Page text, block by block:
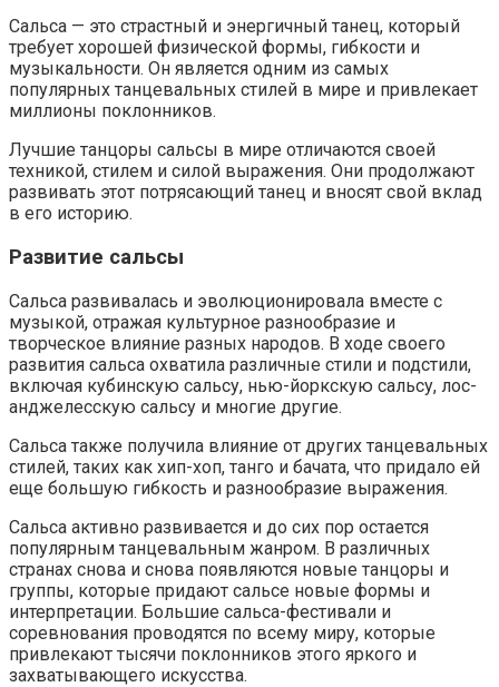
Сальса — это страстный и энергичный танец, который
требует хорошей физической формы, гибкости и
музыкальности. Он является одним из самых
популярных танцевальных стилей в мире и привлекает
миллионы поклонников.
Лучшие танцоры сальсы в мире отличаются своей
техникой, стилем и силой выражения. Они продолжают
развивать этот потрясающий танец и вносят свой вклад
в его историю.
Развитие сальсы
Сальса развивалась и эволюционировала вместе с
музыкой, отражая культурное разнообразие и
творческое влияние разных народов. В ходе своего
развития сальса охватила различные стили и подстили,
включая кубинскую сальсу, нью-йоркскую сальсу, лос-
анджелесскую сальсу и многие другие.
Сальса также получила влияние от других танцевальных
стилей, таких как хип-хоп, танго и бачата, что придало ей
еще большую гибкость и разнообразие выражения.
Сальса активно развивается и до сих пор остается
популярным танцевальным жанром. В различных
странах снова и снова появляются новые танцоры и
группы, которые придают сальсе новые формы и
интерпретации. Большие сальса-фестивали и
соревнования проводятся по всему миру, которые
привлекают тысячи поклонников этого яркого и
захватывающего искусства.